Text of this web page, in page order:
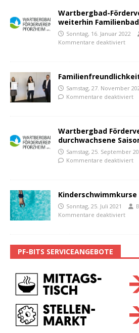
Wartbergbad-
weiterhin
Sonntag, 16. Januar 2022
Kommentare deaktiviert
Samstag, 27. November
Kommentare deaktiviert
Wartbergbad
durchwachsene
Samstag, 25. September
Kommentare deaktiviert
Sonntag, 25. Juli 2021
Kommentare deaktiviert
PF-BITS SERVICEANGEBOTE